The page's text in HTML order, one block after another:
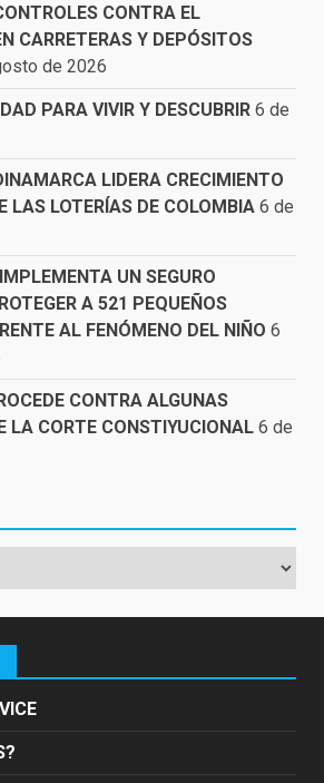
CONTRA EL
CARRETERAS Y DEPÓSITOS
de 2026
PARA VIVIR Y DESCUBRIR 6 de
LIDERA CRECIMIENTO
LAS LOTERÍAS DE COLOMBIA 6 de
UN SEGURO
A 521 PEQUEÑOS
AL FENÓMENO DEL NIÑO 6
CONTRA ALGUNAS
LA CORTE CONSTIYUCIONAL 6 de